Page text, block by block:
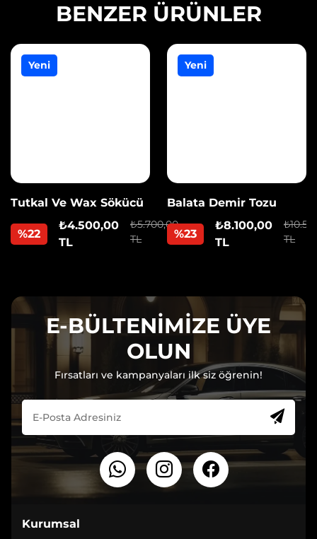
BENZER ÜRÜNLER
Yeni
Tutkal Ve Wax Sökücü
%22
₺4.500,00
TL
₺5.700,00
TL
Yeni
Balata Demir Tozu
%23
₺8.100,00
TL
TL
E-BÜLTENİMİZE ÜYE
OLUN
Fırsatları ve kampanyaları ilk siz öğrenin!
Kurumsal